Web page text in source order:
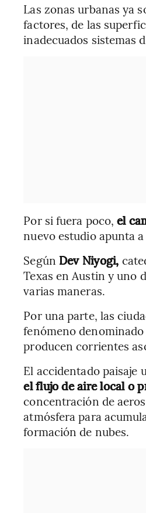
Las zonas urbanas ya
factores, de las
inadecuados sistemas
Por si fuera poco,el
nuevo estudio apunta
Según Dev Niyogi,
Texas en Austin y uno
varias maneras.
Por una parte, las
fenómeno
producen corrientes
El accidentado paisaje
el flujo de aire local o
concentración de
atmósfera para
formación de nubes.